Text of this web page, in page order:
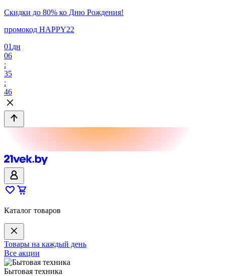
Скидки до 80% ко Дню Рождения!
промокод HAPPY22
01 дн
06
:
35
:
46
Каталог товаров
Товары на каждый день
Все акции
Бытовая техника